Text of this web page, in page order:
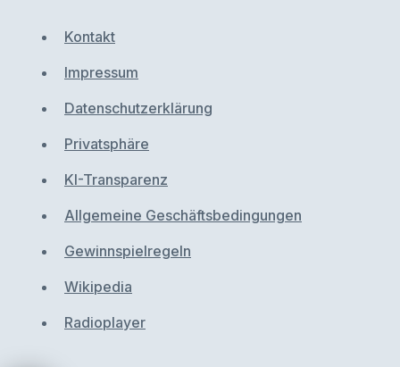
Kontakt
Impressum
Datenschutzerklärung
Privatsphäre
KI-Transparenz
Allgemeine Geschäftsbedingungen
Gewinnspielregeln
Wikipedia
Radioplayer